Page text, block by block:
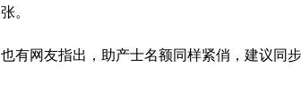
张。
也有网友指出，助产士名额同样紧俏，建议同步